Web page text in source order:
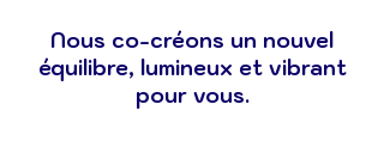
Nous co-créons un nouvel
équilibre, lumineux et vibrant
pour vous.